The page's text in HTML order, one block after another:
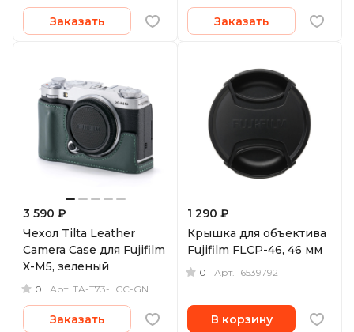
Заказать Заказать
3 590 ₽
Чехол Tilta Leather
Camera Case для Fujifilm
X-M5, зеленый
0 Арт. TA-T73-LCC-GN
Заказать
1 290 ₽
Крышка для объектива
Fujifilm FLCP-46, 46 мм
0 Арт. 16539792
В корзину